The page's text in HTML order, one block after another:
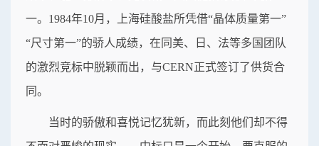
一。1984年10月，上海硅酸盐所凭借“晶体质量第一”
“尺寸第一”的骄人成绩，在同美、日、法等多国团队
的激烈竞标中脱颖而出，与CERN正式签订了供货合
同。
当时的骄傲和喜悦记忆犹新，而此刻他们却不得